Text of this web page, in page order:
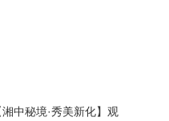
湘中秘境·秀美新化】观